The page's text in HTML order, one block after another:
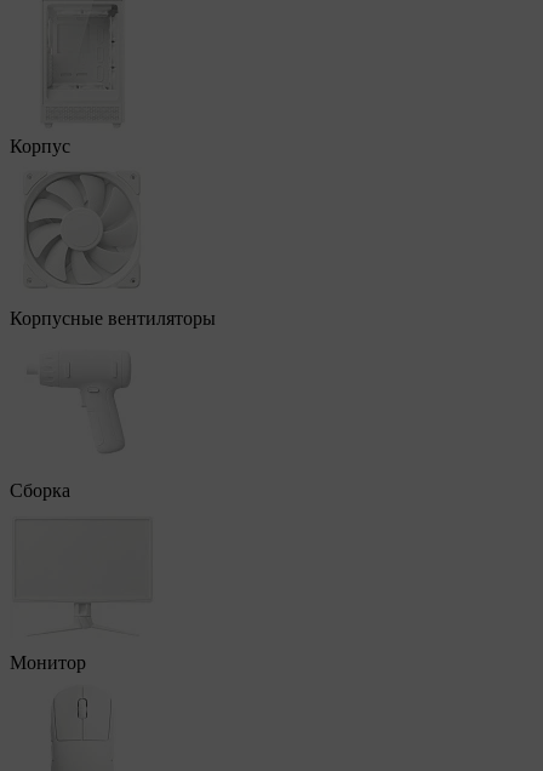
Корпус
Корпусные вентиляторы
Сборка
Монитор